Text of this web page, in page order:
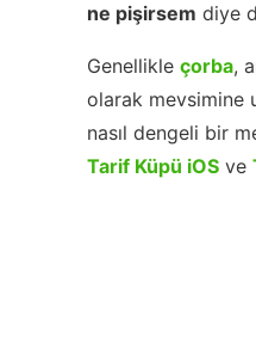
ne pişirsem diye
Genellikle çorba,
olarak mevsimine
nasıl dengeli bir
Tarif Küpü iOS ve